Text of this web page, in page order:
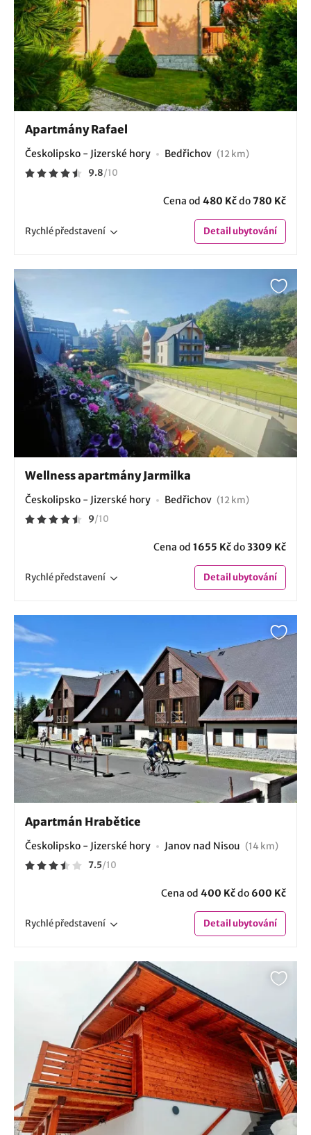
Apartmány Rafael
Českolipsko - Jizerské hory Bedřichov (12 km)
9.8/10
Cena od 480 Kčdo780 Kč
Rychlépředstavení Detailubytování
Wellness apartmány Jarmilka
Českolipsko - Jizerské hory Bedřichov (12 km)
9/10
Cena od 1655 Kčdo3309 Kč
Rychlépředstavení Detailubytování
Apartmán Hrabětice
Českolipsko - Jizerské hory Janov nad Nisou (14 km)
7.5/10
Cena od 400 Kčdo 600 Kč
Rychlépředstavení Detailubytování